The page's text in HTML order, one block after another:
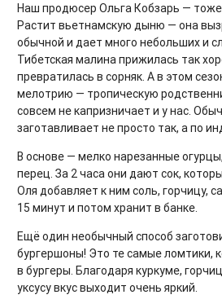
Наш продюсер Ольга Кобзарь —
Растит вьетнамскую дыню — она
обычной и дает много небольших и
Тибетская малина прижилась так
превратилась в сорняк. А в этом
мелотрию — тропическую
совсем не капризничает и у нас.
заготавливает не просто так, а по
В основе — мелко нарезанные
перец. За 2 часа они дают сок,
Оля добавляет к ним соль, горчицу,
15 минут и потом хранит в банке.
Ещё один необычный способ
бургершоны! Это те самые ломтики,
в бургеры. Благодаря куркуме,
уксусу вкус выходит очень яркий.